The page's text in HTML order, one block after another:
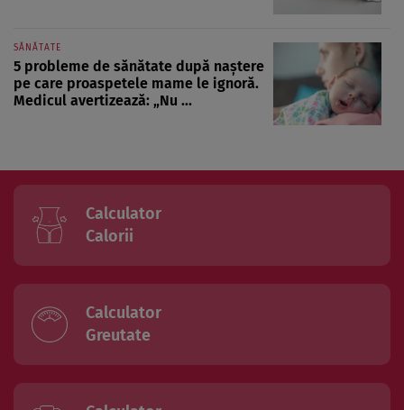
SĂNĂTATE
5 probleme de sănătate după naștere
pe care proaspetele mame le ignoră.
Medicul avertizează: „Nu ...
Calculator
Calorii
Calculator
Greutate